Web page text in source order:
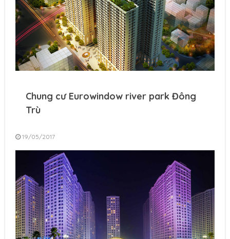
Chung cư Eurowindow river park Đông
Trù
19/05/2017